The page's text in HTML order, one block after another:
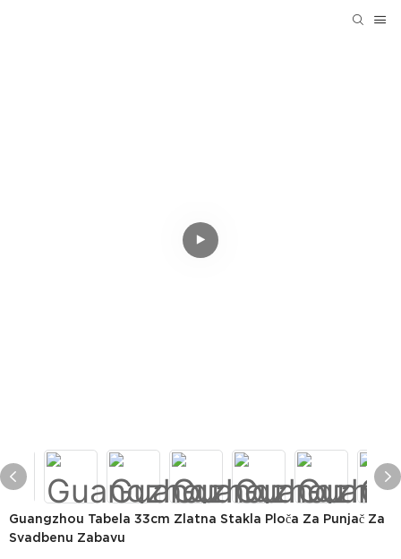
Guangzhou Tabela 33cm Zlatna Stakla Ploča Za Punjač Za
Svadbenu Zabavu